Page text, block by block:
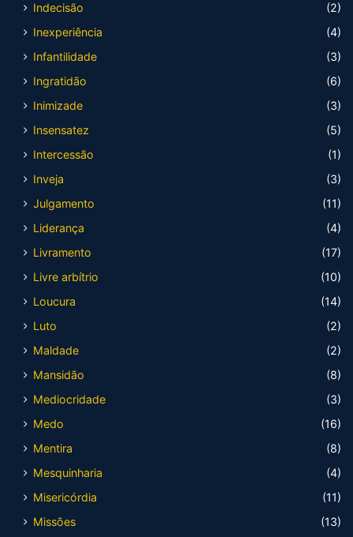
Indecisão
(2)
Inexperiência
(4)
Infantilidade
(3)
Ingratidão
(6)
Inimizade
(3)
Insensatez
(5)
Intercessão
(1)
Inveja
(3)
Julgamento
(11)
Liderança
(4)
Livramento
(17)
Livre arbítrio
(10)
Loucura
(14)
Luto
(2)
Maldade
(2)
Mansidão
(8)
Mediocridade
(3)
Medo
(16)
Mentira
(8)
Mesquinharia
(4)
Misericórdia
(11)
Missões
(13)